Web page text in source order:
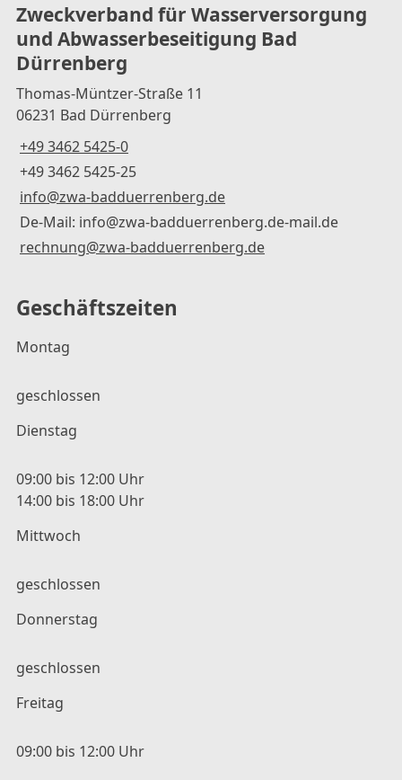
Zweckverband für Wasserversorgung
und Abwasserbeseitigung Bad
Dürrenberg
Thomas-Müntzer-Straße 11
06231 Bad Dürrenberg
+49 3462 5425-0
+49 3462 5425-25
info@zwa-badduerrenberg.de
De-Mail: info@zwa-badduerrenberg.de-mail.de
rechnung@zwa-badduerrenberg.de
Geschäftszeiten
Montag
geschlossen
Dienstag
09:00 bis 12:00 Uhr
14:00 bis 18:00 Uhr
Mittwoch
geschlossen
Donnerstag
geschlossen
Freitag
09:00 bis 12:00 Uhr